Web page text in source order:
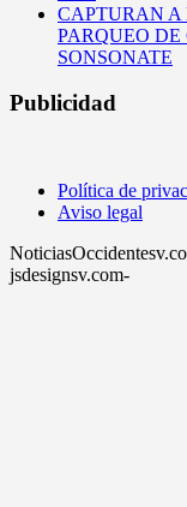
CAPTURAN A
PARQUEO
SONSONATE
Publicidad
Política de
Aviso legal
jsdesignsv.com-